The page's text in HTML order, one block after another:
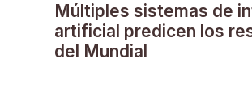
Múltiples sistemas de
artificial predicen los
del Mundial